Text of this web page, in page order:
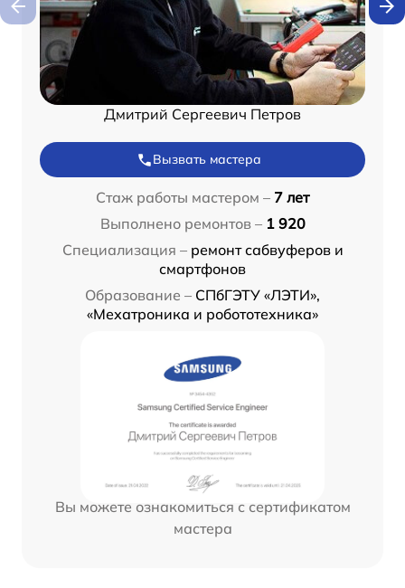
Дмитрий Сергеевич Петров
Вызвать мастера
Стаж работы мастером – 7 лет
Выполнено ремонтов – 1 920
Специализация – ремонт сабвуферов и
смартфонов
Образование – СПбГЭТУ «ЛЭТИ»,
«Мехатроника и робототехника»
Вы можете ознакомиться с сертификатом
мастера